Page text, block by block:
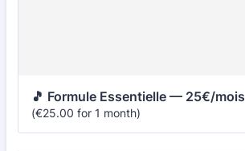
🎵 Formule Essentielle — 25€/mois
(€25.00
€25.00 for 1 month)